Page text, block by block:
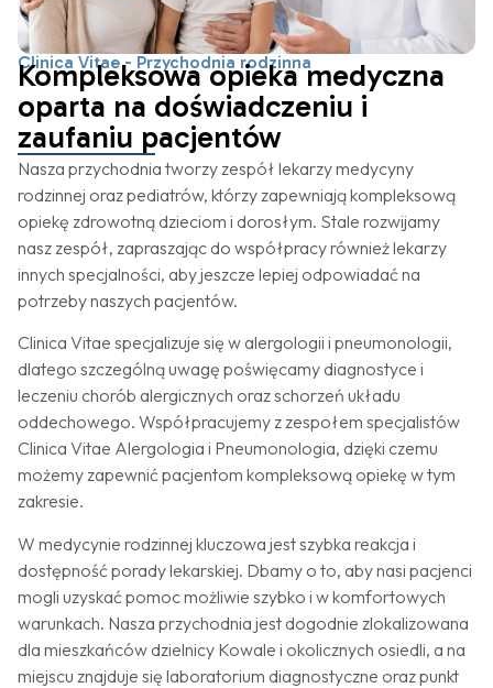
Clinica Vitae - Przychodnia rodzinna
Kompleksowa opieka medyczna
oparta na doświadczeniu i
zaufaniu pacjentów
Nasza przychodnia tworzy zespół lekarzy medycyny
rodzinnej oraz pediatrów, którzy zapewniają kompleksową
opiekę zdrowotną dzieciom i dorosłym. Stale rozwijamy
nasz zespół, zapraszając do współpracy również lekarzy
innych specjalności, aby jeszcze lepiej odpowiadać na
potrzeby naszych pacjentów.
Clinica Vitae specjalizuje się w alergologii i pneumonologii,
dlatego szczególną uwagę poświęcamy diagnostyce i
leczeniu chorób alergicznych oraz schorzeń układu
oddechowego. Współpracujemy z zespołem specjalistów
Clinica Vitae Alergologia i Pneumonologia, dzięki czemu
możemy zapewnić pacjentom kompleksową opiekę w tym
zakresie.
W medycynie rodzinnej kluczowa jest szybka reakcja i
dostępność porady lekarskiej. Dbamy o to, aby nasi pacjenci
mogli uzyskać pomoc możliwie szybko i w komfortowych
warunkach. Nasza przychodnia jest dogodnie zlokalizowana
dla mieszkańców dzielnicy Kowale i okolicznych osiedli, a na
miejscu znajduje się laboratorium diagnostyczne oraz punkt